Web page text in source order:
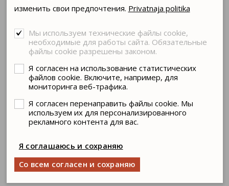
ДУБРОВСКИЙ
КАБИРИЯ
ОТЦЫ И ДЕТИ
БЕСПРИДАННИЦА
ДРУГИЕ РОЛИ
"Не тронь" (Реж. О.Привис)
Фантазия театра "Кабирия" - горожанин,
изменить свои предпочтения. Privatnaja politika
Мы используем технические файлы cookie,
необходимые для работы сайта. Обязательные
файлы cookie разрешены законом.
Я согласен на использование статистических
файлов cookie. Включите, например, для
мониторинга веб-трафика.
Я согласен перенаправить файлы cookie. Мы
используем их для персонализированного
рекламного контента для вас.
Я соглашаюсь и сохраняю
Со всем согласен и сохраняю